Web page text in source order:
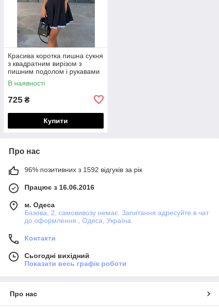
Красива коротка пишна сукня
з квадратним вирізом з
пишним подолом і рукавами
"ліхтариками"
В наявності
725 ₴
Купити
Про нас
96% позитивних з 1592 відгуків за рік
Працює з 16.06.2016
м. Одеса
Базова, 2, самовивозу немає. Запитання адресуйте в чат
до оформлення., Одеса, Україна
Контакти
Сьогодні вихідний
Показати весь графік роботи
Про нас